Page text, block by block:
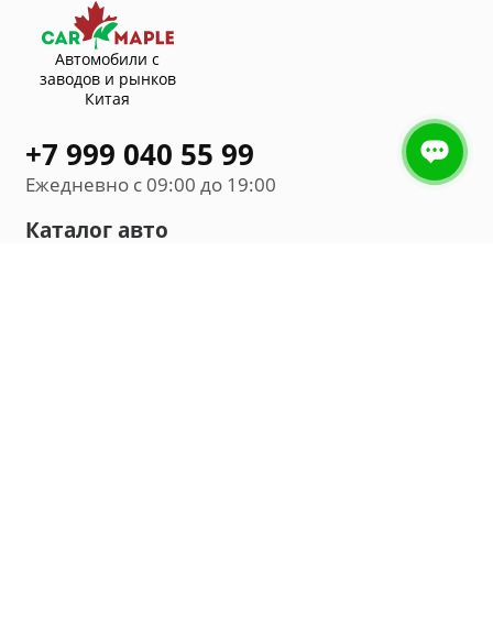
Автомобили с
заводов и рынков
Китая
+7 999 040 55 99
Ежедневно с 09:00 до 19:00
Каталог авто